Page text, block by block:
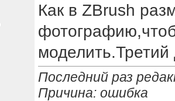
Как в ZBrush
моделить.Третий
Последний раз
Причина: ошибка